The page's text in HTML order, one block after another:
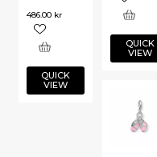
486.00 kr
QUICK
VIEW
QUICK
VIEW